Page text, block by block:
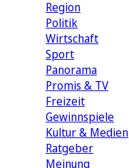
Region
Politik
Wirtschaft
Sport
Panorama
Promis & TV
Freizeit
Gewinnspiele
Kultur & Medien
Ratgeber
Meinung